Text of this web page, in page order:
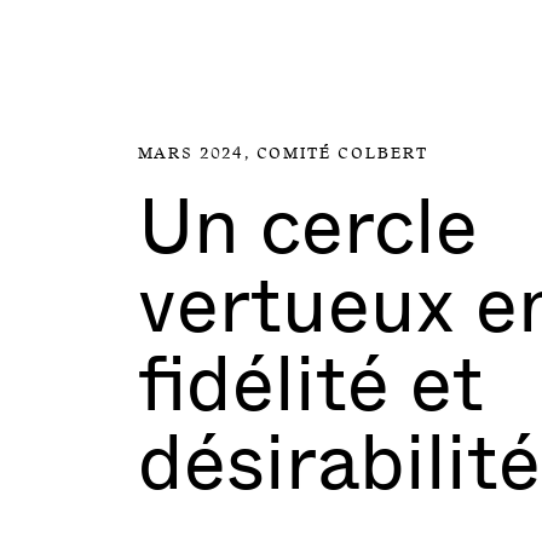
MARS 2024, COMITÉ COLBERT
Un cercle
vertueux
fidélité et
désirabilité